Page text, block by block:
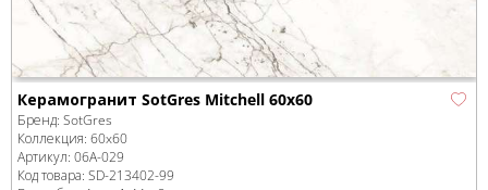
Керамогранит SotGres Mitchell 60x60
Бренд: SotGres
Коллекция: 60x60
Артикул: 06A-029
Код товара: SD-213402-99